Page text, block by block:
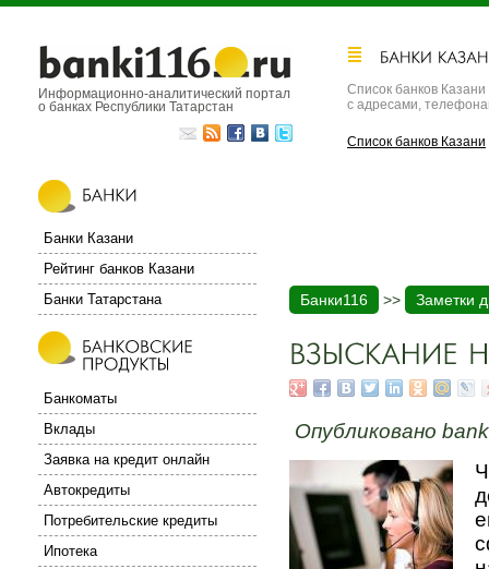
Банки116 >> Заметки
Опубликовано
Информационно-аналитический портал
о банках Республики Татарстан
Список банков Казани
с адресами,
Список банков Казани
Банки Казани
Рейтинг банков Казани
Банки Татарстана
Банкоматы
Вклады
Заявка на кредит онлайн
Автокредиты
Потребительские кредиты
Ипотека